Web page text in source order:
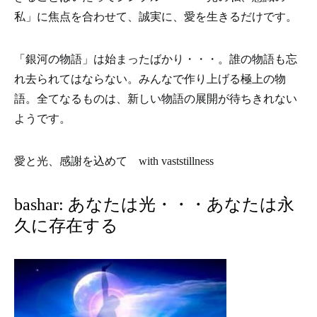
私」に焦点を合わせて、誠実に、愛を生きるだけです。
「銀河の物語」は始まったばかり・・・。誰の物語も忘
れ去られてはならない。みんなで作り上げる極上の物
語。全てなるものは、新しい物語の展開が待ちきれない
ようです。
愛と光、感謝を込めて with vaststillness
bashar: あなたは光・・・あなたは永
久に存在する